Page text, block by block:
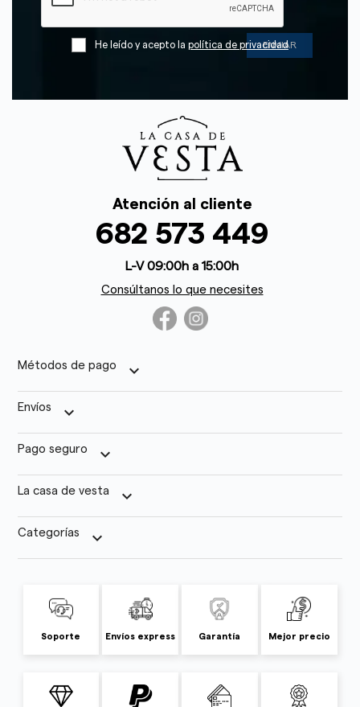
He leído y acepto la política de privacidad
Atención al cliente
682 573 449
L-V 09:00h a 15:00h
Consúltanos lo que necesites
Métodos de pago keyboard_arrow_down
Envíos keyboard_arrow_down
Pago seguro keyboard_arrow_down
La casa de vesta keyboard_arrow_down
Categorías keyboard_arrow_down
Soporte Envíos express Garantía Mejor precio